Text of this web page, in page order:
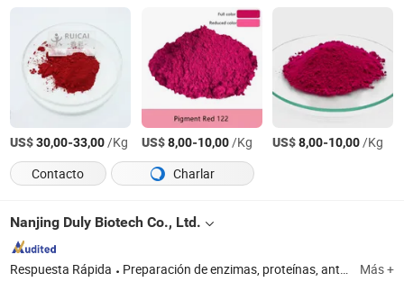
US$30,00-33,00/Kg US$8,00-10,00/Kg US$8,00-10,00/Kg
Contacto
Charlar
Nanjing Duly Biotech Co., Ltd.
Respuesta Rápida Preparación de enzimas, proteínas, antibióticos, hormonas vegetales, ácidos nucleicos, pigmentos Más +